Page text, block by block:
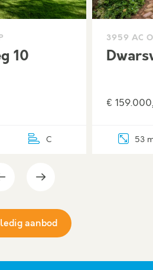
10
C
3959 AC
€
53
aanbod